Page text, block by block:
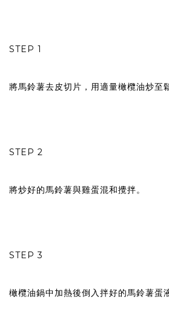
STEP 1
將馬鈴薯去皮切片，用適量橄欖油炒至
STEP 2
將炒好的馬鈴薯與雞蛋混和攪拌。
STEP 3
橄欖油鍋中加熱後倒入拌好的馬鈴薯蛋